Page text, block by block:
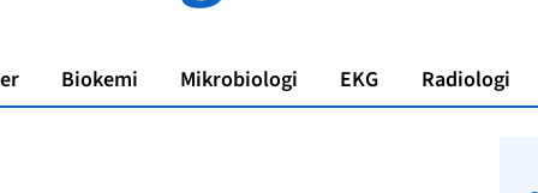
Biokemi Mikrobiologi EKG Radiologi